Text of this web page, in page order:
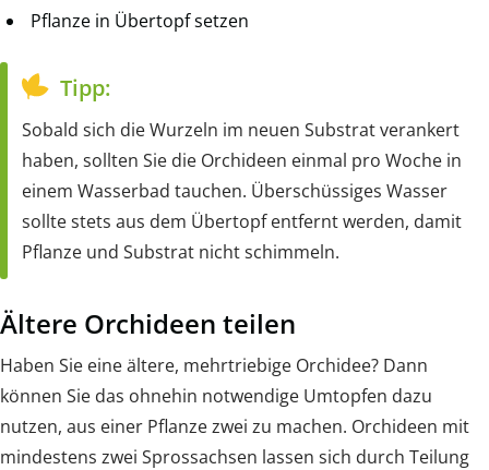
Pflanze in Übertopf setzen
Tipp:
Sobald sich die Wurzeln im neuen Substrat verankert
haben, sollten Sie die Orchideen einmal pro Woche in
einem Wasserbad tauchen. Überschüssiges Wasser
sollte stets aus dem Übertopf entfernt werden, damit
Pflanze und Substrat nicht schimmeln.
Ältere Orchideen teilen
Haben Sie eine ältere, mehrtriebige Orchidee? Dann
können Sie das ohnehin notwendige Umtopfen dazu
nutzen, aus einer Pflanze zwei zu machen. Orchideen mit
mindestens zwei Sprossachsen lassen sich durch Teilung